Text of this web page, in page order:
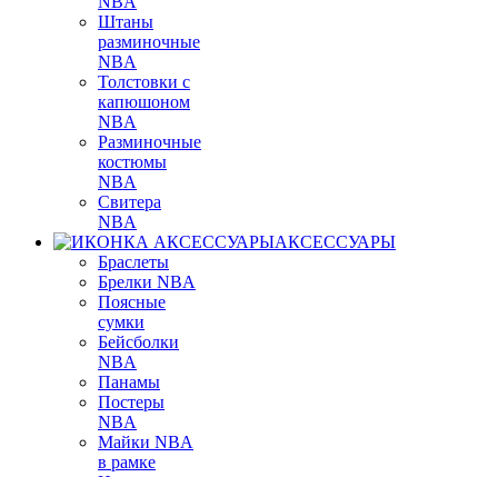
Штаны
разминочные
NBA
Толстовки с
капюшоном
NBA
Разминочные
костюмы
NBA
Свитера
NBA
АКСЕССУАРЫ
Браслеты
Брелки NBA
Поясные
сумки
Бейсболки
NBA
Панамы
Постеры
NBA
Майки NBA
в рамке